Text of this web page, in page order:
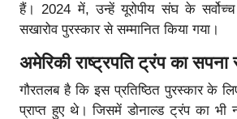
हैं। 2024 में, उन्हें यूरोपीय संघ के सर्वोच्च
सखारोव पुरस्कार से सम्मानित किया गया।
अमेरिकी राष्ट्रपति ट्रंप का सपना
गौरतलब है कि इस प्रतिष्ठित पुरस्कार के
प्राप्त हुए थे। जिसमें डोनाल्ड ट्रंप का भी